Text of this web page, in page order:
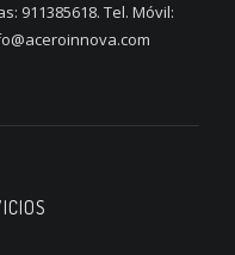
911385618. Tel. Móvil: